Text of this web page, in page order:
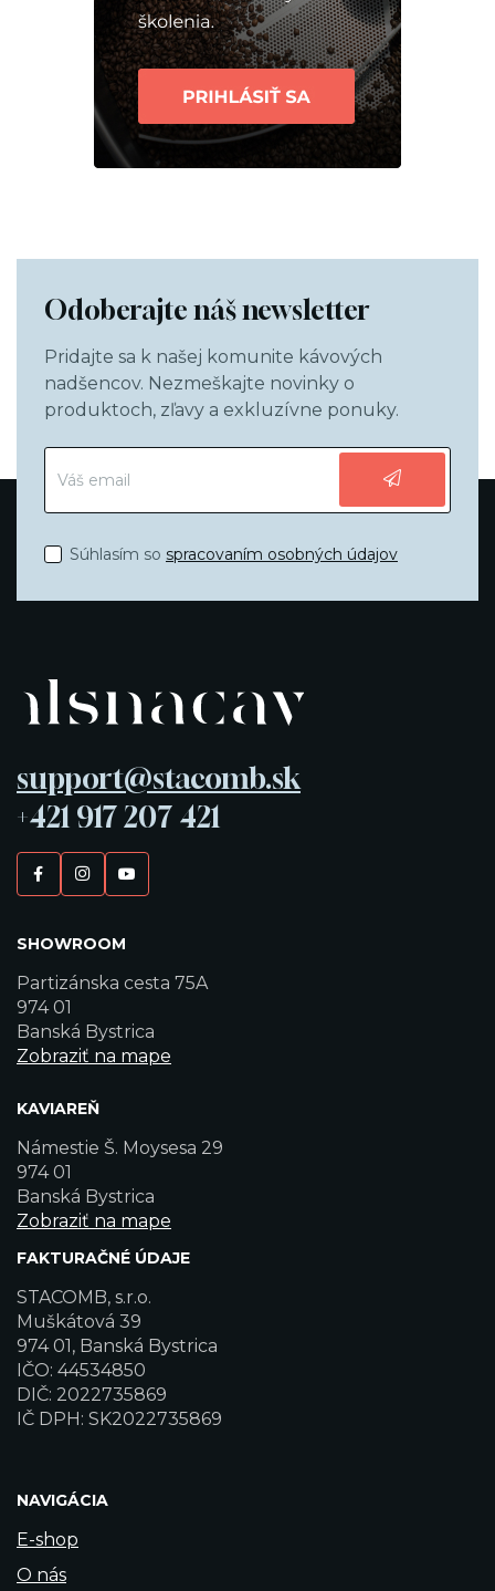
Odoberajte náš newsletter
Pridajte sa k našej komunite kávových
nadšencov. Nezmeškajte novinky o
produktoch, zľavy a exkluzívne ponuky.
Súhlasím so spracovaním osobných údajov
support@stacomb.sk
+421 917 207 421
SHOWROOM
Partizánska cesta 75A
974 01
Banská Bystrica
Zobraziť na mape
KAVIAREŇ
Námestie Š. Moysesa 29
974 01
Banská Bystrica
Zobraziť na mape
FAKTURAČNÉ ÚDAJE
STACOMB, s.r.o.
Muškátová 39
974 01, Banská Bystrica
IČO: 44534850
DIČ: 2022735869
IČ DPH: SK2022735869
NAVIGÁCIA
E-shop
O nás